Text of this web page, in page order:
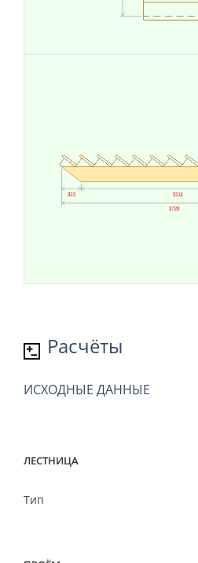
Расчёты
ИСХОДНЫЕ ДАННЫЕ
ЛЕСТНИЦА
Тип